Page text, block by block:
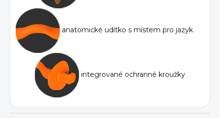
anatomické udítko s místem pro jazyk
integrované ochranné kroužky